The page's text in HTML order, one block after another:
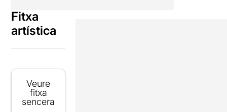
Fitxa
artística
Veure
fitxa
sencera